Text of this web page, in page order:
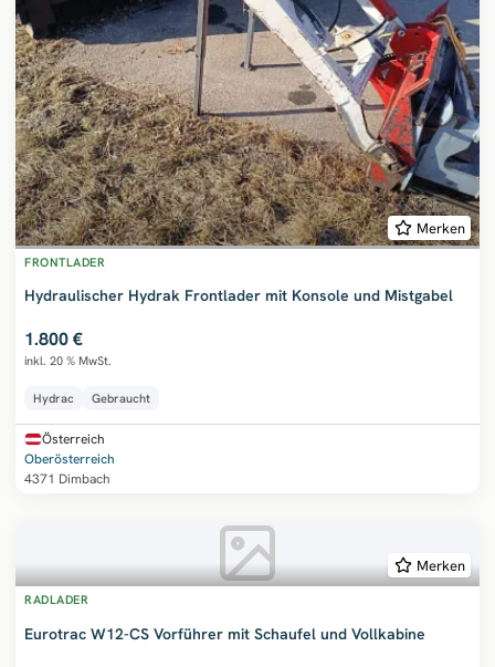
Merken
FRONTLADER
Hydraulischer Hydrak Frontlader mit Konsole und Mistgabel
1.800 €
inkl. 20 % MwSt.
Hydrac Gebraucht
Österreich
Oberösterreich
4371 Dimbach
Merken
RADLADER
Eurotrac W12-CS Vorführer mit Schaufel und Vollkabine